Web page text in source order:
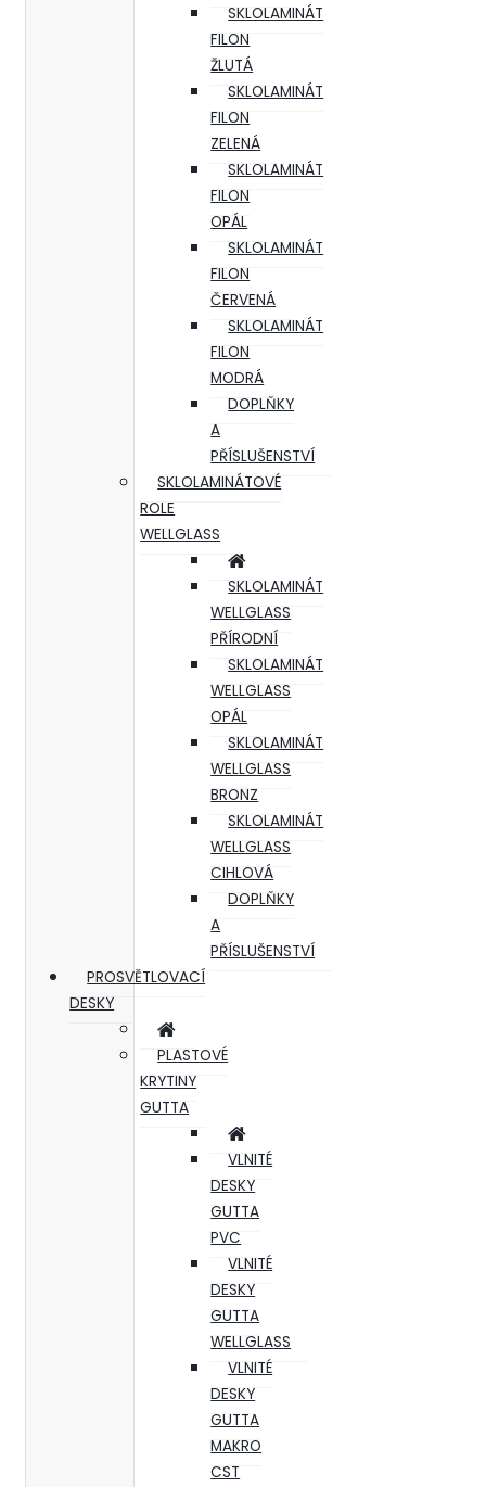
SKLOLAMINÁT
FILON
ŽLUTÁ
SKLOLAMINÁT
FILON
ZELENÁ
SKLOLAMINÁT
FILON
OPÁL
SKLOLAMINÁT
FILON
ČERVENÁ
SKLOLAMINÁT
FILON
MODRÁ
DOPLŇKY
A
PŘÍSLUŠENSTVÍ
SKLOLAMINÁTOVÉ
ROLE
WELLGLASS
SKLOLAMINÁT
WELLGLASS
PŘÍRODNÍ
SKLOLAMINÁT
WELLGLASS
OPÁL
SKLOLAMINÁT
WELLGLASS
BRONZ
SKLOLAMINÁT
WELLGLASS
CIHLOVÁ
DOPLŇKY
A
PŘÍSLUŠENSTVÍ
PROSVĚTLOVACÍ
DESKY
PLASTOVÉ
KRYTINY
GUTTA
VLNITÉ
DESKY
GUTTA
PVC
VLNITÉ
DESKY
GUTTA
WELLGLASS
VLNITÉ
DESKY
GUTTA
MAKRO
CST